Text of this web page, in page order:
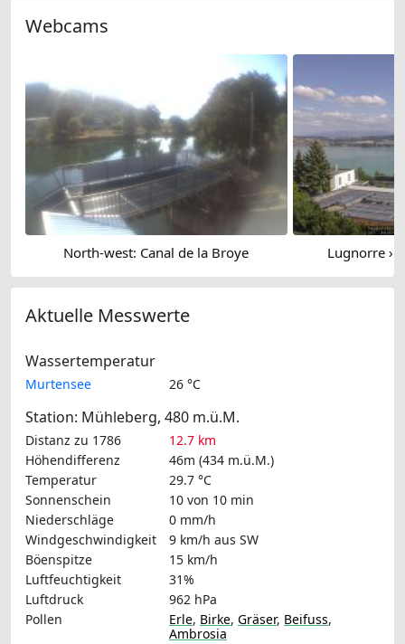
Webcams
North-west: Canal de la Broye Lugnorre ›
Aktuelle Messwerte
Wassertemperatur
Murtensee 26 °C
Station: Mühleberg, 480 m.ü.M.
Distanz zu 1786
12.7 km
Höhendifferenz
46m (434 m.ü.M.)
Temperatur
29.7 °C
Sonnenschein
10 von 10 min
Niederschläge
0 mm/h
Windgeschwindigkeit
9 km/h aus SW
Böenspitze
15 km/h
Luftfeuchtigkeit
31%
Luftdruck
962 hPa
Pollen
Erle, Birke, Gräser, Beifuss,
Ambrosia